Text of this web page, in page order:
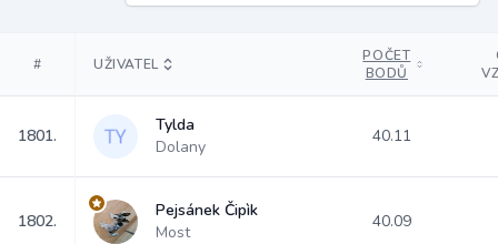
# UŽIVATEL
POČET
BODŮ
1801.
Tylda
Dolany
40.11
1802.
Pejsánek Čipìk
Most
40.09